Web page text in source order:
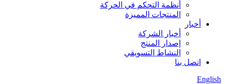
أنظمة التحكم في الحركة
المنتجات المميزة
أخبار
أخبار الشركة
إصدار المنتج
النشاط التسويقي
اتصل بنا
English